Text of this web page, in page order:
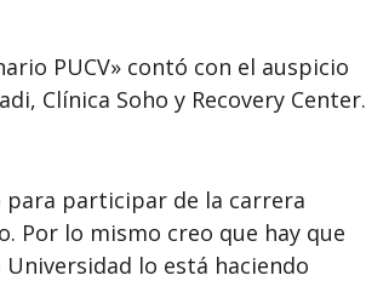
PUCV» contó con el auspicio
Clínica Soho y Recovery Center.
para participar de la carrera
Por lo mismo creo que hay que
lo está haciendo